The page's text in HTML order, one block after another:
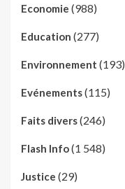
Economie (988)
Education (277)
Environnement (193)
Evénements(115)
Faits divers(246)
Flash Info(1 548)
Justice (29)